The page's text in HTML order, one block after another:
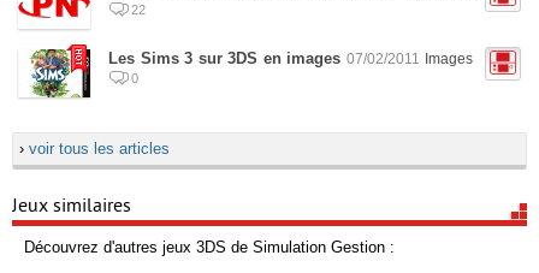
22
Les Sims 3 sur 3DS en images 07/02/2011 Images
0
› voir tous les articles
Jeux similaires
Découvrez d'autres jeux 3DS de Simulation Gestion :